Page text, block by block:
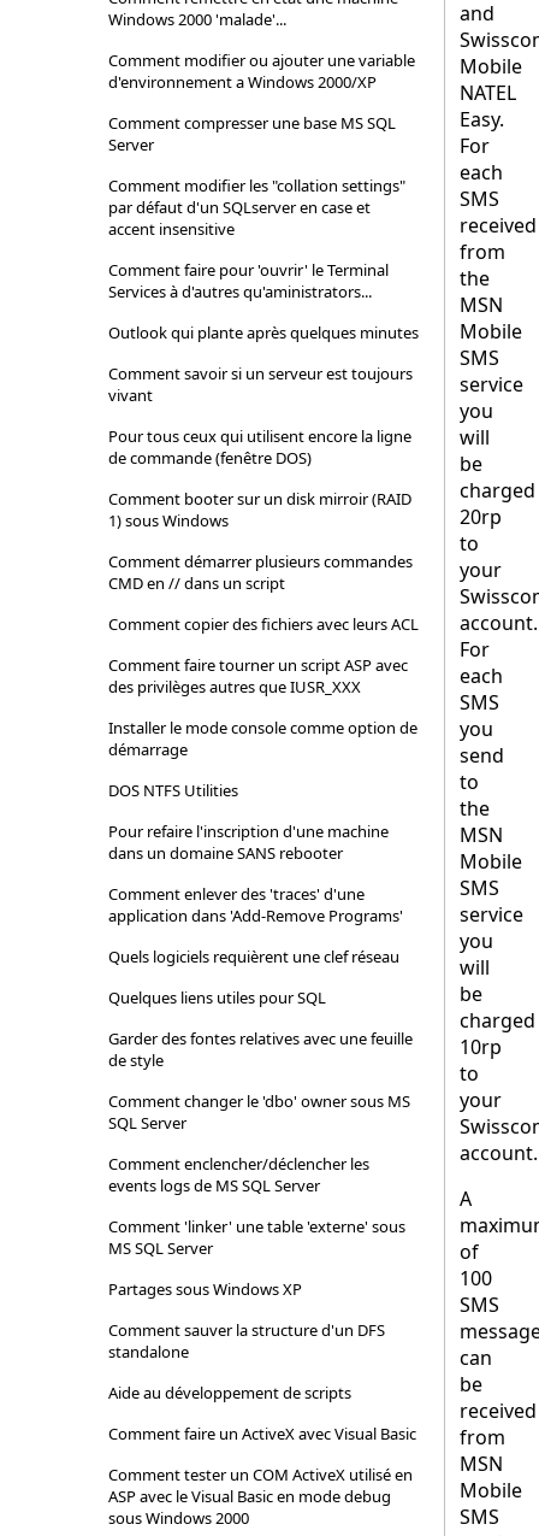
Windows 2000 'malade'...
Comment modifier ou ajouter une variable
d'environnement a Windows 2000/XP
Comment compresser une base MS SQL
Server
Comment modifier les "collation settings"
par défaut d'un SQLserver en case et
accent insensitive
Comment faire pour 'ouvrir' le Terminal
Services à d'autres qu'aministrators...
Outlook qui plante après quelques minutes
Comment savoir si un serveur est toujours
vivant
Pour tous ceux qui utilisent encore la ligne
de commande (fenêtre DOS)
Comment booter sur un disk mirroir (RAID
1) sous Windows
Comment démarrer plusieurs commandes
CMD en // dans un script
Comment copier des fichiers avec leurs ACL
Comment faire tourner un script ASP avec
des privilèges autres que IUSR_XXX
Installer le mode console comme option de
démarrage
DOS NTFS Utilities
Pour refaire l'inscription d'une machine
dans un domaine SANS rebooter
Comment enlever des 'traces' d'une
application dans 'Add-Remove Programs'
Quels logiciels requièrent une clef réseau
Quelques liens utiles pour SQL
Garder des fontes relatives avec une feuille
de style
Comment changer le 'dbo' owner sous MS
SQL Server
Comment enclencher/déclencher les
events logs de MS SQL Server
Comment 'linker' une table 'externe' sous
MS SQL Server
Partages sous Windows XP
Comment sauver la structure d'un DFS
standalone
Aide au développement de scripts
Comment faire un ActiveX avec Visual Basic
Comment tester un COM ActiveX utilisé en
ASP avec le Visual Basic en mode debug
sous Windows 2000
and
Mobile
NATEL
Easy.
For
each
SMS
received
from
the
MSN
Mobile
SMS
service
you
will
be
charged
20rp
to
your
account.
For
each
SMS
you
send
to
the
MSN
Mobile
SMS
service
you
will
be
charged
10rp
to
your
account.
A
of
100
SMS
can
be
received
from
MSN
Mobile
SMS